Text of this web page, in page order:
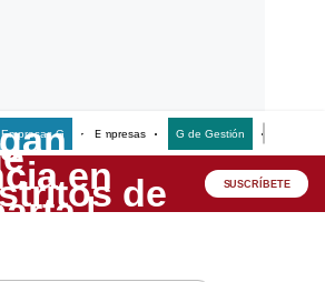
Empresas G Empresas G de Gestión
SUSCRÍBETE